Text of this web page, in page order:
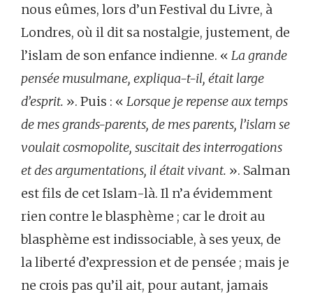
nous eûmes, lors d’un Festival du Livre, à
Londres, où il dit sa nostalgie, justement, de
l’islam de son enfance indienne. « La grande
pensée musulmane, expliqua-t-il, était large
d’esprit. ». Puis : « Lorsque je repense aux temps
de mes grands-parents, de mes parents, l’islam se
voulait cosmopolite, suscitait des interrogations
et des argumentations, il était vivant. ». Salman
est fils de cet Islam-là. Il n’a évidemment
rien contre le blasphème ; car le droit au
blasphème est indissociable, à ses yeux, de
la liberté d’expression et de pensée ; mais je
ne crois pas qu’il ait, pour autant, jamais